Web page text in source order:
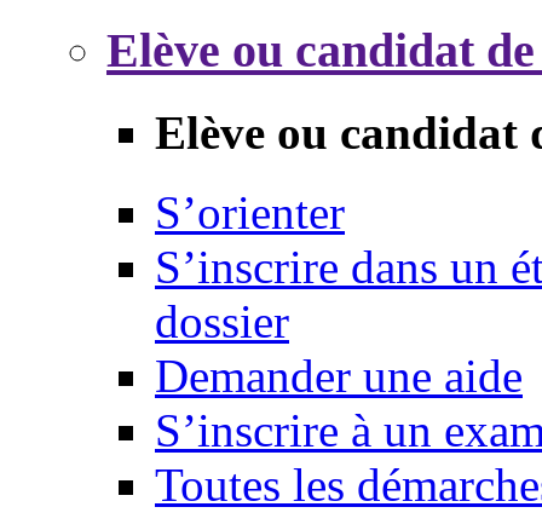
Elève ou candidat
Elève ou candidat
S’orienter
S’inscrire dans un
dossier
Demander une aide
S’inscrire à un
Toutes les